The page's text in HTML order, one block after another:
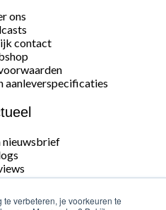
verbeteren, je voorkeuren te
ons
contact
aanleverspecificaties
nieuwsbrief
ons